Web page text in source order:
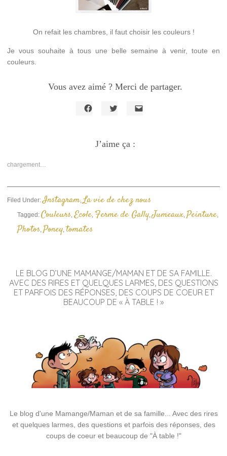
On refait les chambres, il faut choisir les couleurs !
Je vous souhaite à tous une belle semaine à venir, toute en
couleurs.
Vous avez aimé ? Merci de partager.
Facebook(ouvre
dans
Twitter(ouvre
dans
dans
nouvelle
fenêtre)
J’aime ça :
chargement…
Filed Under:Instagram,La vie de chez nous
Tagged:Couleurs,Ecole, Ferme de Gally,Jumeaux,Peinture,
Photos,Poney, tomates
LE BLOG D’UNE MAMANGE/MAMAN ET DE SA FAMILLE.
AVEC DES RIRES ET QUELQUES LARMES, DES QUESTIONS
ET PARFOIS DES RÉPONSES, DES COUPS DE COEUR ET
BEAUCOUP DE « À TABLE ! »
Le blog d'une Mamange/Maman et de sa famille... Avec des rires
et quelques larmes, des questions et parfois des réponses, des
coups de coeur et beaucoup de "À table !"